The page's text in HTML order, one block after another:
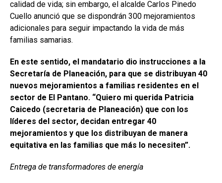
calidad de vida; sin embargo, el alcalde Carlos Pinedo
Cuello anunció que se dispondrán 300 mejoramientos
adicionales para seguir impactando la vida de más
familias samarias.
En este sentido, el mandatario dio instrucciones a la
Secretaría de Planeación, para que se distribuyan 40
nuevos mejoramientos a familias residentes en el
sector de El Pantano. “Quiero mi querida Patricia
Caicedo (secretaria de Planeación) que con los
líderes del sector, decidan entregar 40
mejoramientos y que los distribuyan de manera
equitativa en las familias que más lo necesiten”.
Entrega de transformadores de energía